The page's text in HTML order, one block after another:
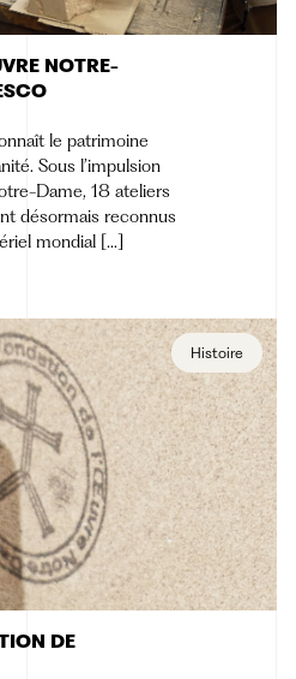
NOTRE-
le patrimoine
Sous l’impulsion
Dame, 18 ateliers
désormais reconnus
mondial […]
Histoire
DE